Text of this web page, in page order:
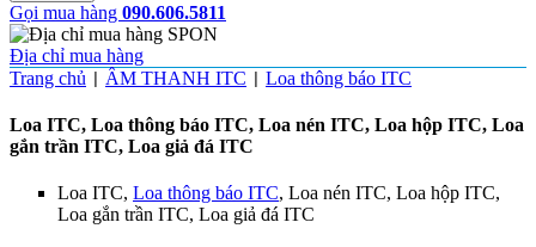
Gọi mua hàng 090.606.5811
Địa chỉ mua hàng
Trang chủ
ÂM THANH ITC Loa thông báo ITC
Loa ITC, Loa thông báo ITC, Loa nén ITC, Loa hộp ITC, Loa
gắn trần ITC, Loa giả đá ITC
Loa ITC, Loa thông báo ITC, Loa nén ITC, Loa hộp ITC,
Loa gắn trần ITC, Loa giả đá ITC